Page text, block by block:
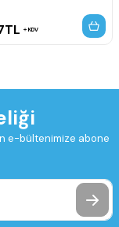
TL KDV
e-bültenimize abone